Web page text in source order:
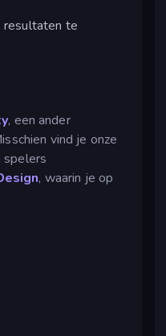
resultaten te
, een ander
vind je onze
spelers
, waarin je op